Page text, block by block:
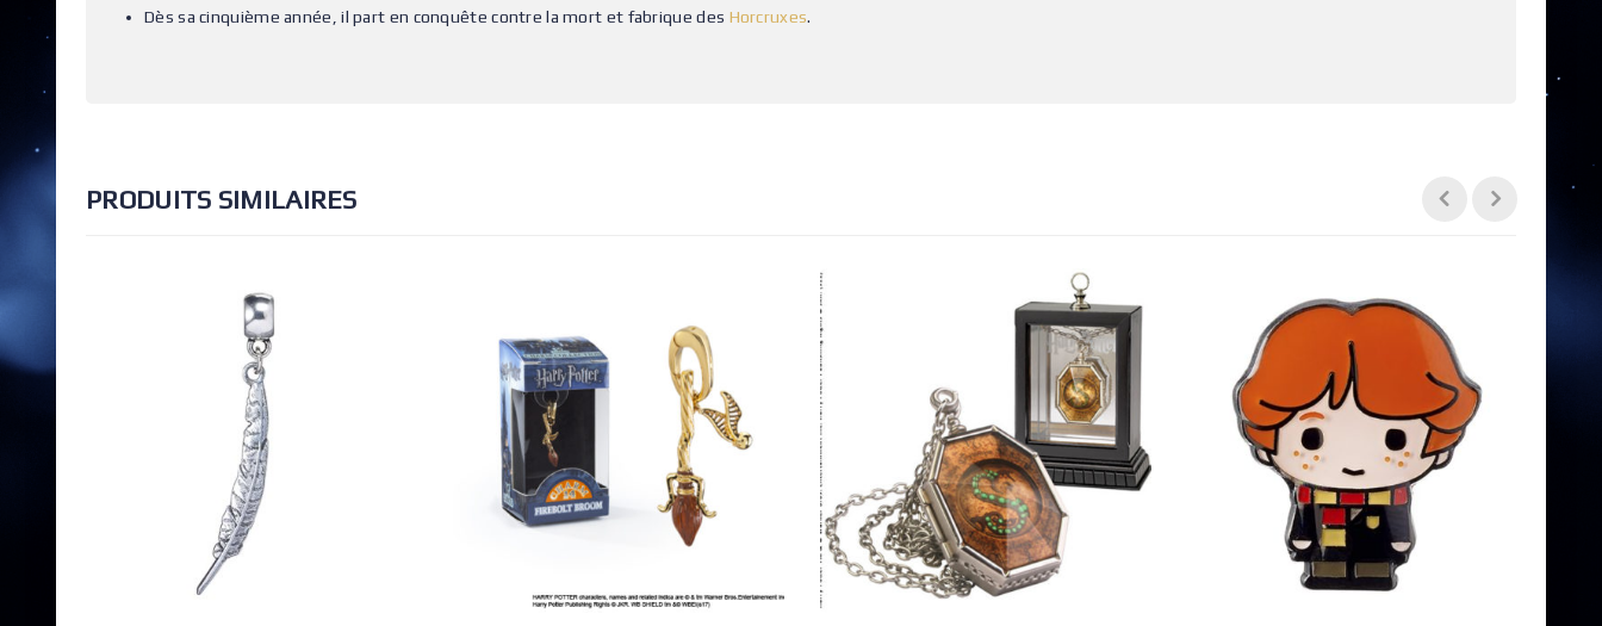
Dès sa cinquième année, il part en conquête contre la mort et fabrique des Horcruxes.
PRODUITS SIMILAIRES